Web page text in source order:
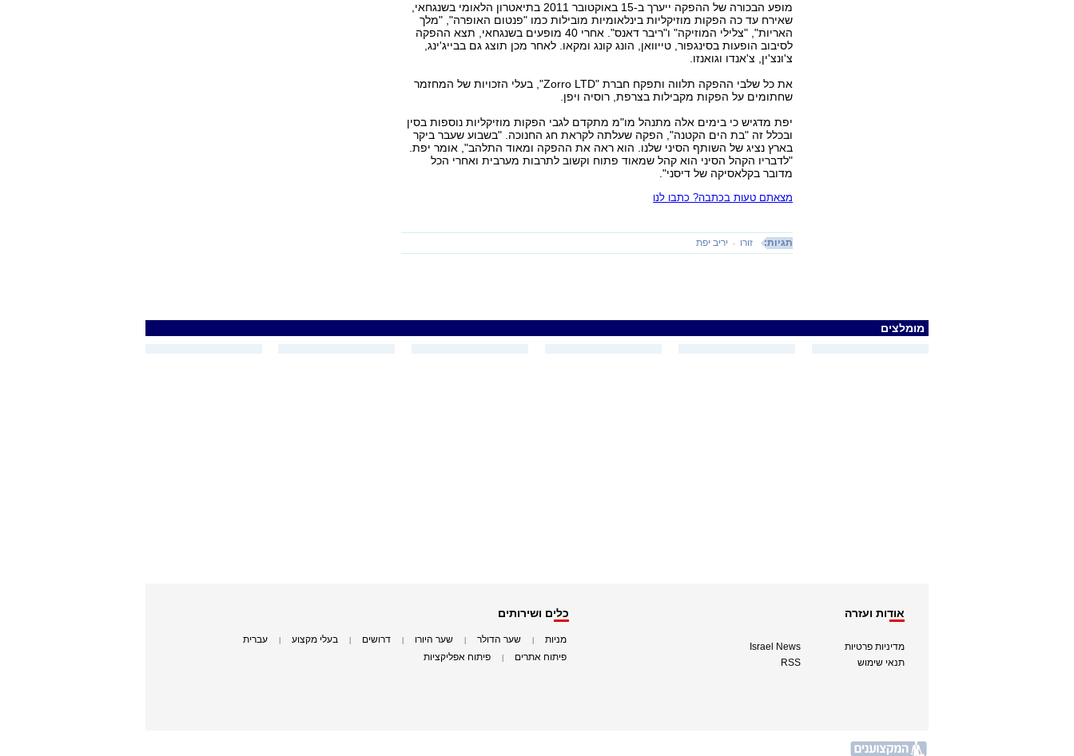
מופע הבכורה של ההפקה ייערך ב-15 באוקטובר 2011 בתיאטרון הלאומי בשנגחאי,
שאירח עד כה הפקות מוזיקליות בינלאומיות מובילות כמו "פנטום האופרה", "מלך
האריות", "צלילי המוזיקה" ו"ריבר דאנס". אחרי 40 מופעים בשנגחאי, תצא ההפקה
לסיבוב הופעות בסינגפור, טייוואן, הונג קונג ומקאו. לאחר מכן תוצג גם בבייג'ינג,
צ'ונצ'ין, צ'אנדו וגואנזו.
את כל שלבי ההפקה תלווה ותפקח חברת "Zorro LTD", בעלי הזכויות של המחזמר
שחתומים על הפקות מקבילות בצרפת, רוסיה ויפן.
יפת מדגיש כי בימים אלה מתנהל מו"מ מתקדם לגבי הפקות מוזיקליות נוספות בסין
ובכלל זה "בת הים הקטנה", הפקה שעלתה לקראת חג החנוכה. "בשבוע שעבר ביקר
בארץ נציג של השותף הסיני שלנו. הוא ראה את ההפקה ומאוד התלהב", אומר יפת.
"לדבריו הקהל הסיני הוא קהל שמאוד פתוח וקשוב לתרבות מערבית ואחרי הכל
מדובר בקלאסיקה של דיסני".
מצאתם טעות בכתבה? כתבו לנו
תגיות: זורו יריב יפת
מומלצים
אודות ועזרה
מדיניות פרטיות
תנאי שימוש
Israel News
RSS
כלים ושירותים
מניות שער הדולר שער היורו דרושים בעלי מקצוע עברית
פיתוח אתרים פיתוח אפליקציות